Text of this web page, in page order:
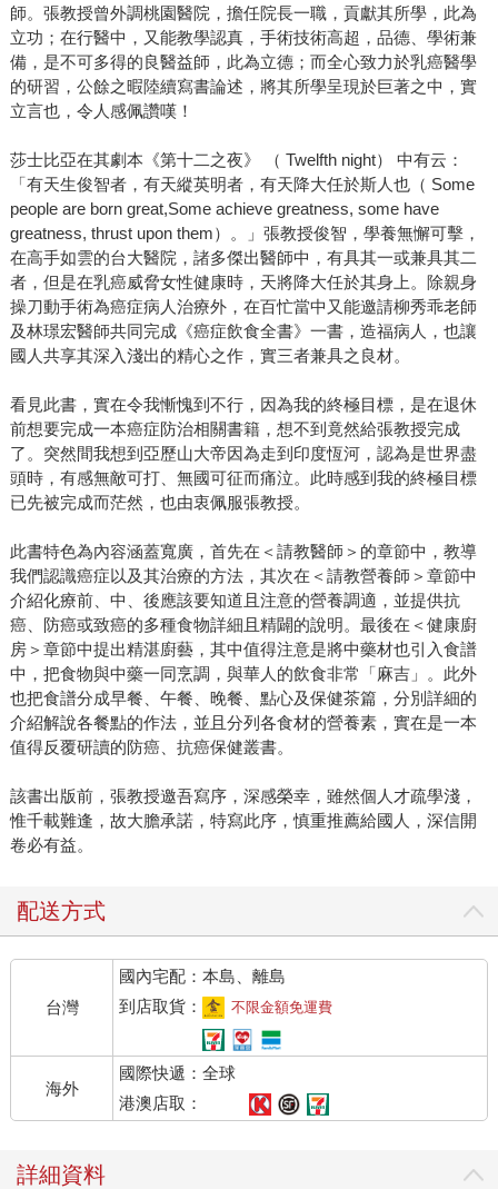
師。張教授曾外調桃園醫院，擔任院長一職，貢獻其所學，此為
立功；在行醫中，又能教學認真，手術技術高超，品德、學術兼
備，是不可多得的良醫益師，此為立德；而全心致力於乳癌醫學
的研習，公餘之暇陸續寫書論述，將其所學呈現於巨著之中，實
立言也，令人感佩讚嘆！
莎士比亞在其劇本《第十二之夜》 （ Twelfth night） 中有云：
「有天生俊智者，有天縱英明者，有天降大任於斯人也（ Some
people are born great,Some achieve greatness, some have
greatness, thrust upon them）。」張教授俊智，學養無懈可擊，
在高手如雲的台大醫院，諸多傑出醫師中，有具其一或兼具其二
者，但是在乳癌威脅女性健康時，天將降大任於其身上。除親身
操刀動手術為癌症病人治療外，在百忙當中又能邀請柳秀乖老師
及林璟宏醫師共同完成《癌症飲食全書》一書，造福病人，也讓
國人共享其深入淺出的精心之作，實三者兼具之良材。
看見此書，實在令我慚愧到不行，因為我的終極目標，是在退休
前想要完成一本癌症防治相關書籍，想不到竟然給張教授完成
了。突然間我想到亞歷山大帝因為走到印度恆河，認為是世界盡
頭時，有感無敵可打、無國可征而痛泣。此時感到我的終極目標
已先被完成而茫然，也由衷佩服張教授。
此書特色為內容涵蓋寬廣，首先在＜請教醫師＞的章節中，教導
我們認識癌症以及其治療的方法，其次在＜請教營養師＞章節中
介紹化療前、中、後應該要知道且注意的營養調適，並提供抗
癌、防癌或致癌的多種食物詳細且精闢的說明。最後在＜健康廚
房＞章節中提出精湛廚藝，其中值得注意是將中藥材也引入食譜
中，把食物與中藥一同烹調，與華人的飲食非常「麻吉」。此外
也把食譜分成早餐、午餐、晚餐、點心及保健茶篇，分別詳細的
介紹解說各餐點的作法，並且分列各食材的營養素，實在是一本
值得反覆研讀的防癌、抗癌保健叢書。
該書出版前，張教授邀吾寫序，深感榮幸，雖然個人才疏學淺，
惟千載難逢，故大膽承諾，特寫此序，慎重推薦給國人，深信開
卷必有益。
配送方式
台灣
國內宅配：本島、離島
到店取貨：
不限金額免運費
海外
國際快遞：全球
港澳店取：
詳細資料